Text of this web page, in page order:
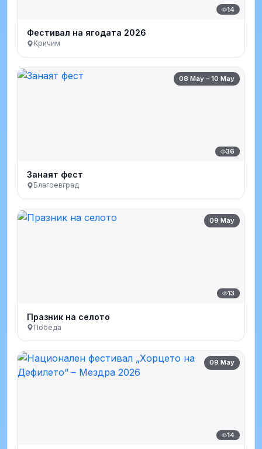
14
Фестивал на ягодата 2026
Кричим
08 May – 10 May
36
Занаят фест
Благоевград
09 May
13
Празник на селото
Победа
09 May
14